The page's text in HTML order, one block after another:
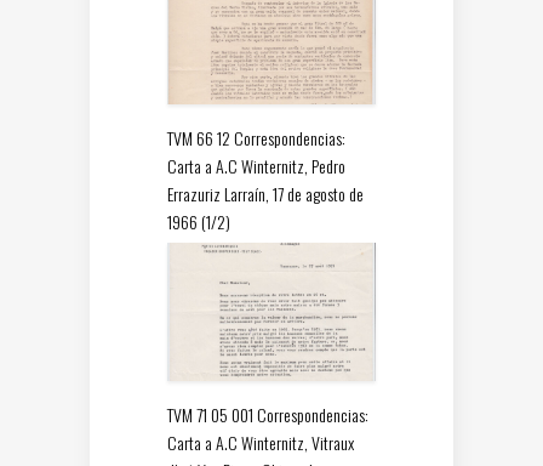
TVM 66 12 Correspondencias:
Carta a A.C Winternitz, Pedro
Errazuriz Larraín, 17 de agosto de
1966 (1/2)
TVM 71 05 001 Correspondencias:
Carta a A.C Winternitz, Vitraux